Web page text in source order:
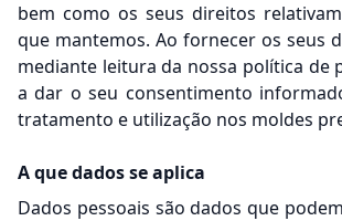
bem como os seus direitos
que mantemos. Ao fornecer os seus
mediante leitura da nossa política de
a dar o seu consentimento
tratamento e utilização nos moldes
A que dados se aplica
Dados pessoais são dados que